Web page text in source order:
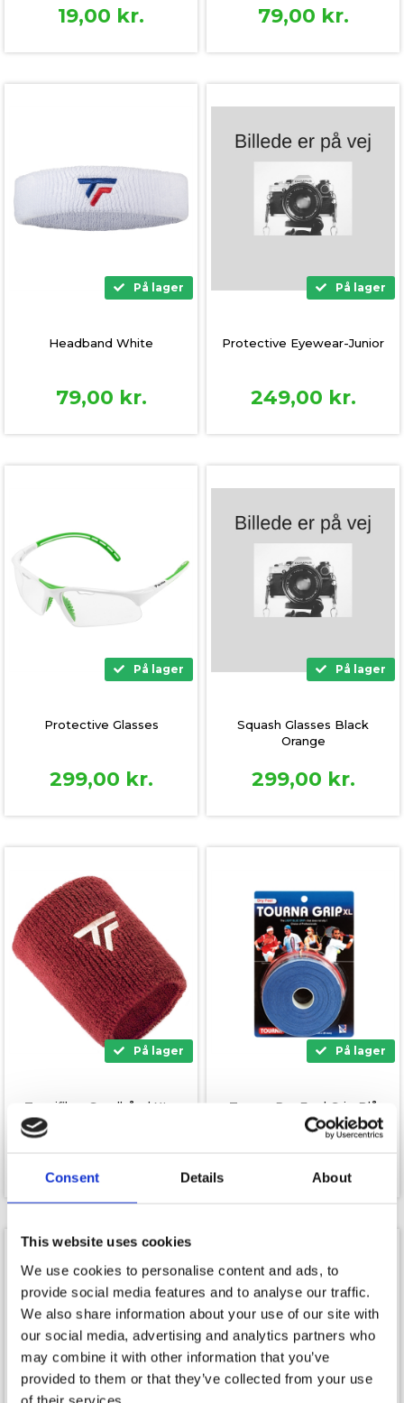
Consent Details About
This website uses cookies
We use cookies to personalise content and ads, to
provide social media features and to analyse our traffic.
We also share information about your use of our site with
our social media, advertising and analytics partners who
may combine it with other information that you’ve
provided to them or that they’ve collected from your use
of their services.
19,00 kr. 79,00 kr.
På lager
Headband White
79,00 kr.
På lager
Protective Eyewear-Junior
249,00 kr.
På lager
Protective Glasses
299,00 kr.
På lager
Squash Glasses Black
Orange
299,00 kr.
På lager
Tecnifibre Svedbånd XL -
På lager
Tourna Dry Feel Grip Blå
XL - 10 pak